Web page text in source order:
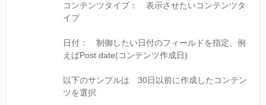
コンテンツタイプ： 表示させたいコンテンツタ
イプ
日付： 制御したい日付のフィールドを指定、例
えばPost date(コンテンツ作成日)
以下のサンプルは 30日以前に作成したコンテン
ツを選択